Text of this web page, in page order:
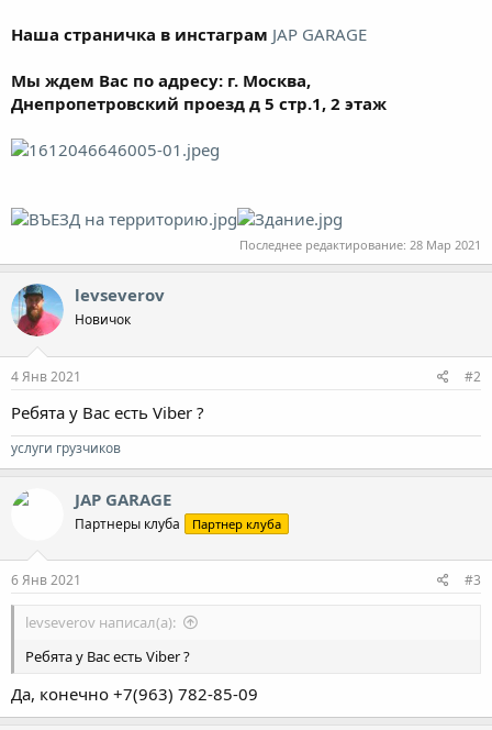
Наша страничка в инстаграм JAP GARAGE
Мы ждем Вас по адресу: г. Москва,
Днепропетровский проезд д 5 стр.1, 2 этаж
Последнее редактирование: 28 Мар 2021
levseverov
Новичок
4 Янв 2021 #2
Ребята у Вас есть Viber ?
услуги грузчиков
JAP GARAGE
Партнеры клуба Партнер клуба
6 Янв 2021 #3
levseverov написал(а):
Ребята у Вас есть Viber ?
Да, конечно +7(963) 782-85-09